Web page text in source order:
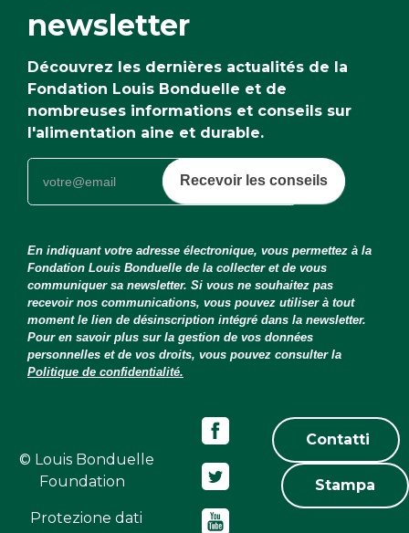
newsletter
Découvrez les dernières actualités de la
Fondation Louis Bonduelle et de
nombreuses informations et conseils sur
l'alimentation aine et durable.
Recevoir les conseils
En indiquant votre adresse électronique, vous permettez à la
Fondation Louis Bonduelle de la collecter et de vous
communiquer sa newsletter. Si vous ne souhaitez pas
recevoir nos communications, vous pouvez utiliser à tout
moment le lien de désinscription intégré dans la newsletter.
Pour en savoir plus sur la gestion de vos données
personnelles et de vos droits, vous pouvez consulter la
Politique de confidentialité.
© Louis Bonduelle
Foundation
Protezione dati
Contatti
Stampa